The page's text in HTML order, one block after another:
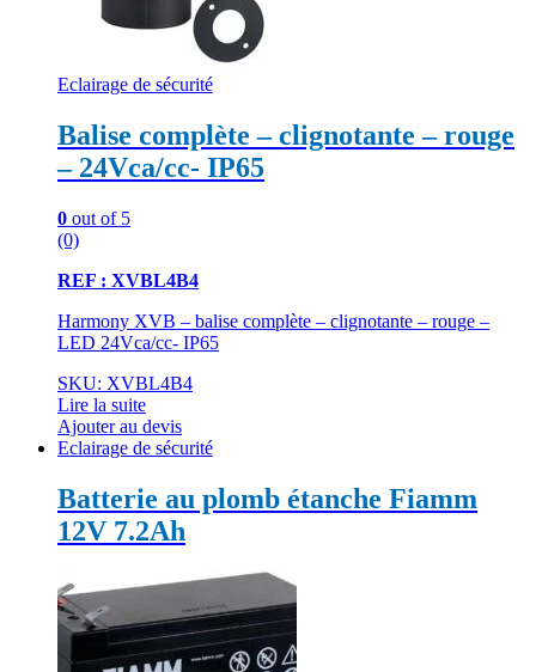
Eclairage de sécurité
Balise complète – clignotante – rouge
– 24Vca/cc- IP65
0 out of 5
(0)
REF : XVBL4B4
Harmony XVB – balise complète – clignotante – rouge –
LED 24Vca/cc- IP65
SKU: XVBL4B4
Lire la suite
Ajouter au devis
Eclairage de sécurité
Batterie au plomb étanche Fiamm
12V 7.2Ah